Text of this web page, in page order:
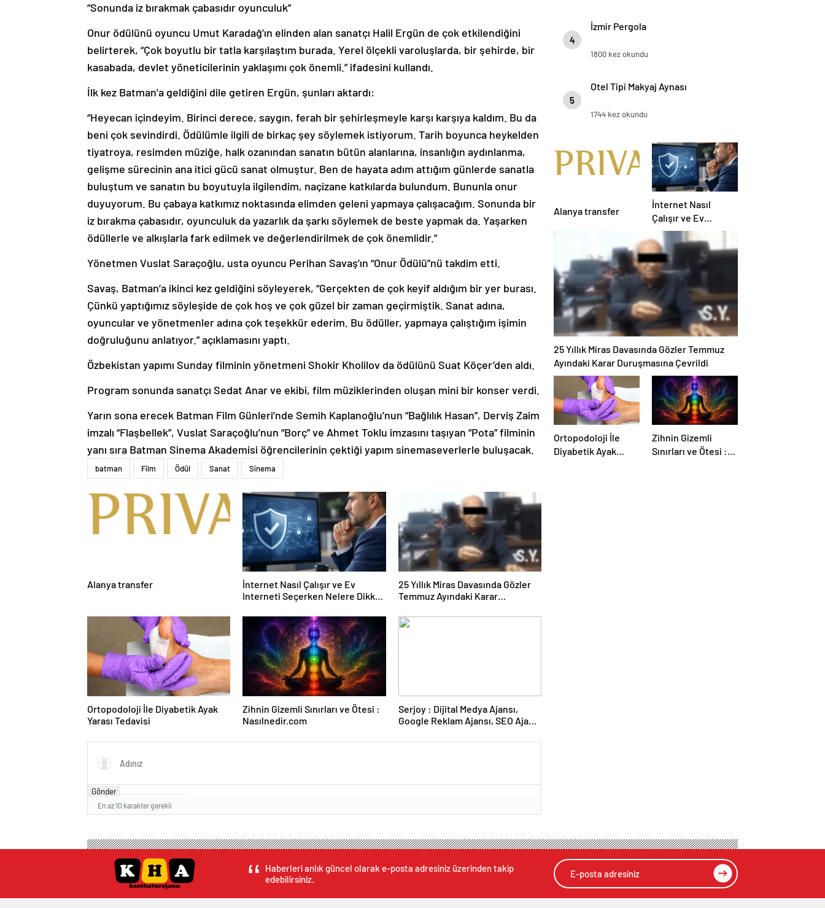
“Sonunda iz bırakmak çabasıdır oyunculuk”
Onur ödülünü oyuncu Umut Karadağ’ın elinden alan sanatçı Halil Ergün de çok etkilendiğini
belirterek, “Çok boyutlu bir tatla karşılaştım burada. Yerel ölçekli varoluşlarda, bir şehirde, bir
kasabada, devlet yöneticilerinin yaklaşımı çok önemli.” ifadesini kullandı.
İlk kez Batman’a geldiğini dile getiren Ergün, şunları aktardı:
“Heyecan içindeyim. Birinci derece, saygın, ferah bir şehirleşmeyle karşı karşıya kaldım. Bu da
beni çok sevindirdi. Ödülümle ilgili de birkaç şey söylemek istiyorum. Tarih boyunca heykelden
tiyatroya, resimden müziğe, halk ozanından sanatın bütün alanlarına, insanlığın aydınlanma,
gelişme sürecinin ana itici gücü sanat olmuştur. Ben de hayata adım attığım günlerde sanatla
buluştum ve sanatın bu boyutuyla ilgilendim, naçizane katkılarda bulundum. Bununla onur
duyuyorum. Bu çabaya katkımız noktasında elimden geleni yapmaya çalışacağım. Sonunda bir
iz bırakma çabasıdır, oyunculuk da yazarlık da şarkı söylemek de beste yapmak da. Yaşarken
ödüllerle ve alkışlarla fark edilmek ve değerlendirilmek de çok önemlidir.”
Yönetmen Vuslat Saraçoğlu, usta oyuncu Perihan Savaş’ın “Onur Ödülü”nü takdim etti.
Savaş, Batman’a ikinci kez geldiğini söyleyerek, “Gerçekten de çok keyif aldığım bir yer burası.
Çünkü yaptığımız söyleşide de çok hoş ve çok güzel bir zaman geçirmiştik. Sanat adına,
oyuncular ve yönetmenler adına çok teşekkür ederim. Bu ödüller, yapmaya çalıştığım işimin
doğruluğunu anlatıyor.” açıklamasını yaptı.
Özbekistan yapımı Sunday filminin yönetmeni Shokir Kholilov da ödülünü Suat Köçer’den aldı.
Program sonunda sanatçı Sedat Anar ve ekibi, film müziklerinden oluşan mini bir konser verdi.
Yarın sona erecek Batman Film Günleri’nde Semih Kaplanoğlu’nun “Bağlılık Hasan”, Derviş Zaim
imzalı “Flaşbellek”, Vuslat Saraçoğlu’nun “Borç” ve Ahmet Toklu imzasını taşıyan “Pota” filminin
yanı sıra Batman Sinema Akademisi öğrencilerinin çektiği yapım sinemaseverlerle buluşacak.
batman Film Ödül Sanat Sinema
Alanya transfer
İnternet Nasıl Çalışır ve Ev
Interneti Seçerken Nelere Dikkat
25 Yıllık Miras Davasında Gözler
Temmuz Ayındaki Karar
Ortopodoloji İle Diyabetik Ayak
Yarası Tedavisi
Zihnin Gizemli Sınırları ve Ötesi :
Nasılnedir.com
Serjoy : Dijital Medya Ajansı,
Google Reklam Ajansı, SEO Ajansı
Gönder
En az 10 karakter gerekli
4
İzmir Pergola
1800 kez okundu
5
Otel Tipi Makyaj Aynası
1744 kez okundu
Alanya transfer
İnternet Nasıl
Çalışır ve Ev
Interneti Seçerken
Nelere Dikkat
Etmelisiniz
25 Yıllık Miras Davasında Gözler Temmuz
Ayındaki Karar Duruşmasına Çevrildi
Ortopodoloji İle
Diyabetik Ayak
Zihnin Gizemli
Sınırları ve Ötesi :
Haberleri anlık güncel olarak e-posta adresiniz üzerinden takip
edebilirsiniz.